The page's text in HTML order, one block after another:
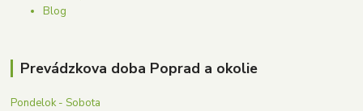
Blog
Prevádzkova doba Poprad a okolie
Pondelok - Sobota